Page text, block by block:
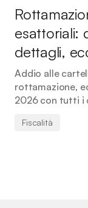
esattoriali:
dettagli,
Addio alle
rottamazione,
2026 con tutti i
Fiscalità